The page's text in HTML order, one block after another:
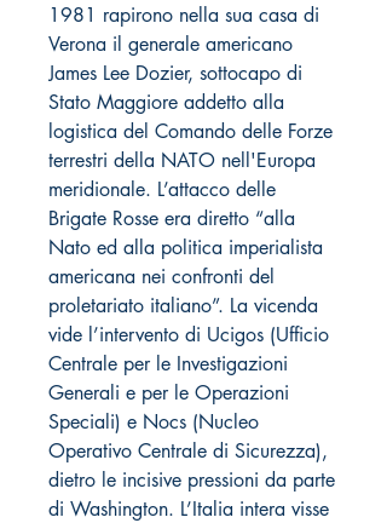
1981 rapirono nella sua casa di
Verona il generale americano
James Lee Dozier, sottocapo di
Stato Maggiore addetto alla
logistica del Comando delle Forze
terrestri della NATO nell'Europa
meridionale. L’attacco delle
Brigate Rosse era diretto “alla
Nato ed alla politica imperialista
americana nei confronti del
proletariato italiano”. La vicenda
vide l’intervento di Ucigos (Ufficio
Centrale per le Investigazioni
Generali e per le Operazioni
Speciali) e Nocs (Nucleo
Operativo Centrale di Sicurezza),
dietro le incisive pressioni da parte
di Washington. L’Italia intera visse